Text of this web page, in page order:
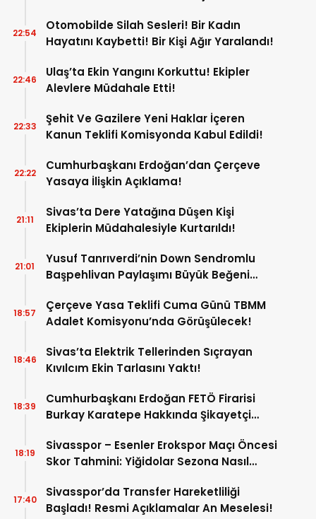
Otomobilde Silah Sesleri! Bir Kadın
Hayatını Kaybetti! Bir Kişi Ağır Yaralandı!
22:54
Ulaş’ta Ekin Yangını Korkuttu! Ekipler
Alevlere Müdahale Etti!
22:46
Şehit Ve Gazilere Yeni Haklar İçeren
Kanun Teklifi Komisyonda Kabul Edildi!
22:33
Cumhurbaşkanı Erdoğan’dan Çerçeve
Yasaya İlişkin Açıklama!
22:22
Sivas’ta Dere Yatağına Düşen Kişi
Ekiplerin Müdahalesiyle Kurtarıldı!
21:11
Yusuf Tanrıverdi’nin Down Sendromlu
Başpehlivan Paylaşımı Büyük Beğeni
21:01
Çerçeve Yasa Teklifi Cuma Günü TBMM
Adalet Komisyonu’nda Görüşülecek!
18:57
Sivas’ta Elektrik Tellerinden Sıçrayan
Kıvılcım Ekin Tarlasını Yaktı!
18:46
Cumhurbaşkanı Erdoğan FETÖ Firarisi
Burkay Karatepe Hakkında Şikayetçi
18:39
Sivasspor – Esenler Erokspor Maçı Öncesi
Skor Tahmini: Yiğidolar Sezona Nasıl
18:19
Sivasspor’da Transfer Hareketliliği
Başladı! Resmi Açıklamalar An Meselesi!
17:40